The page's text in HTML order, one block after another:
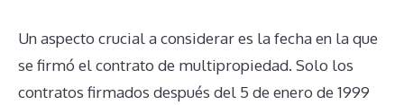
Un aspecto crucial a considerar es la fecha en la que
se firmó el contrato de multipropiedad. Solo los
contratos firmados después del 5 de enero de 1999